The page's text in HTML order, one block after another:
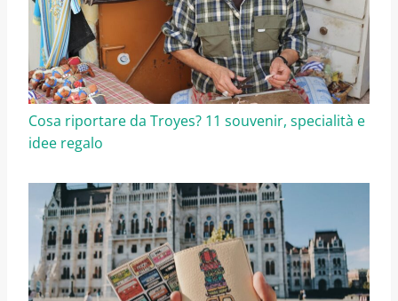
Cosa riportare da Troyes? 11 souvenir, specialità e
idee regalo